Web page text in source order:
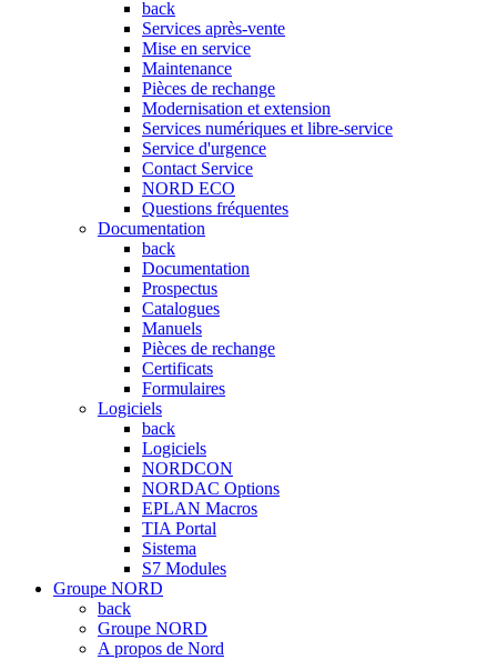
back
Services après-vente
Mise en service
Maintenance
Pièces de rechange
Modernisation et extension
Services numériques et libre-service
Service d'urgence
Contact Service
NORD ECO
Questions fréquentes
Documentation
back
Documentation
Prospectus
Catalogues
Manuels
Pièces de rechange
Certificats
Formulaires
Logiciels
back
Logiciels
NORDCON
NORDAC Options
EPLAN Macros
TIA Portal
Sistema
S7 Modules
Groupe NORD
back
Groupe NORD
A propos de Nord